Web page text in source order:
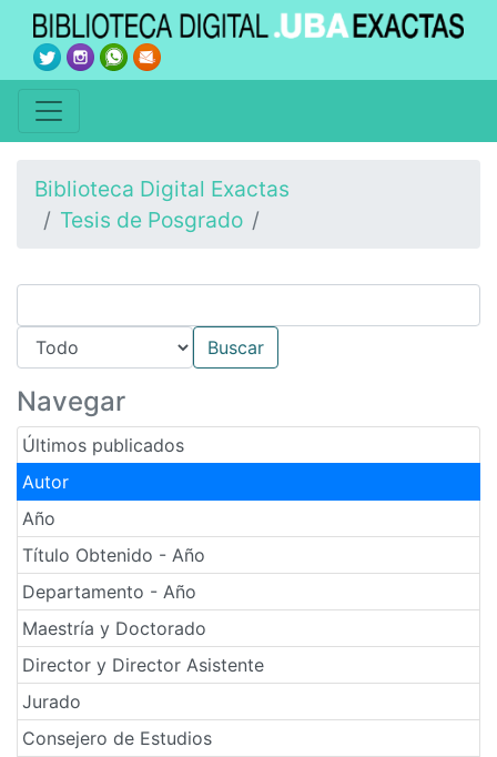
Biblioteca Digital Exactas
Tesis de Posgrado
Navegar
Últimos publicados
Autor
Año
Título Obtenido - Año
Departamento - Año
Maestría y Doctorado
Director y Director Asistente
Jurado
Consejero de Estudios